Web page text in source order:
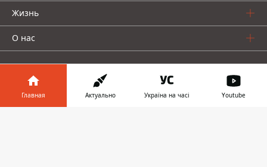
Жизнь
О нас
Главная Актуально Україна на часі Youtube